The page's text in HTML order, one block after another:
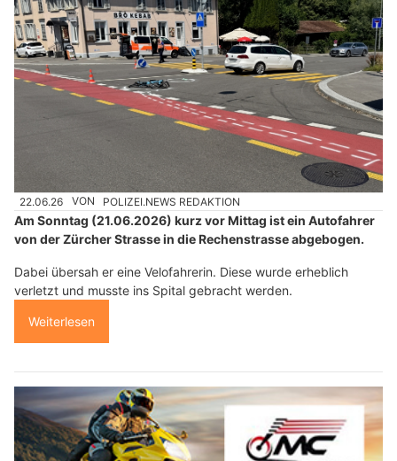
22.06.26 VON POLIZEI.NEWS REDAKTION
Am Sonntag (21.06.2026) kurz vor Mittag ist ein Autofahrer
von der Zürcher Strasse in die Rechenstrasse abgebogen.
Dabei übersah er eine Velofahrerin. Diese wurde erheblich
verletzt und musste ins Spital gebracht werden.
Weiterlesen